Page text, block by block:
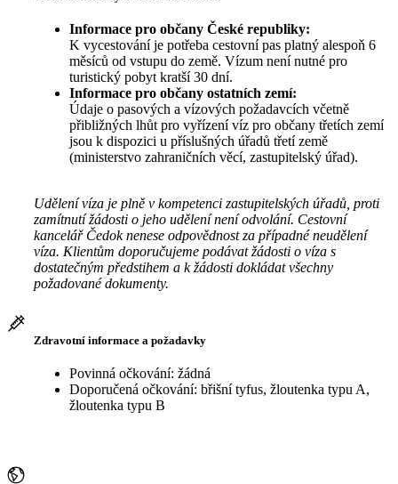
Informace pro občany České republiky:
K vycestování je potřeba cestovní pas platný alespoň 6
měsíců od vstupu do země. Vízum není nutné pro
turistický pobyt kratší 30 dní.
Informace pro občany ostatních zemí:
Údaje o pasových a vízových požadavcích včetně
přibližných lhůt pro vyřízení víz pro občany třetích zemí
jsou k dispozici u příslušných úřadů třetí země
(ministerstvo zahraničních věcí, zastupitelský úřad).
Udělení víza je plně v kompetenci zastupitelských úřadů, proti
zamítnutí žádosti o jeho udělení není odvolání. Cestovní
kancelář Čedok nenese odpovědnost za případné neudělení
víza. Klientům doporučujeme podávat žádosti o víza s
dostatečným předstihem a k žádosti dokládat všechny
požadované dokumenty.
Zdravotní informace a požadavky
Povinná očkování: žádná
Doporučená očkování: břišní tyfus, žloutenka typu A,
žloutenka typu B